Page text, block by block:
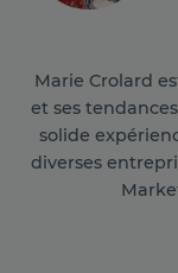
Marie Crolard
et ses
solide
diverses